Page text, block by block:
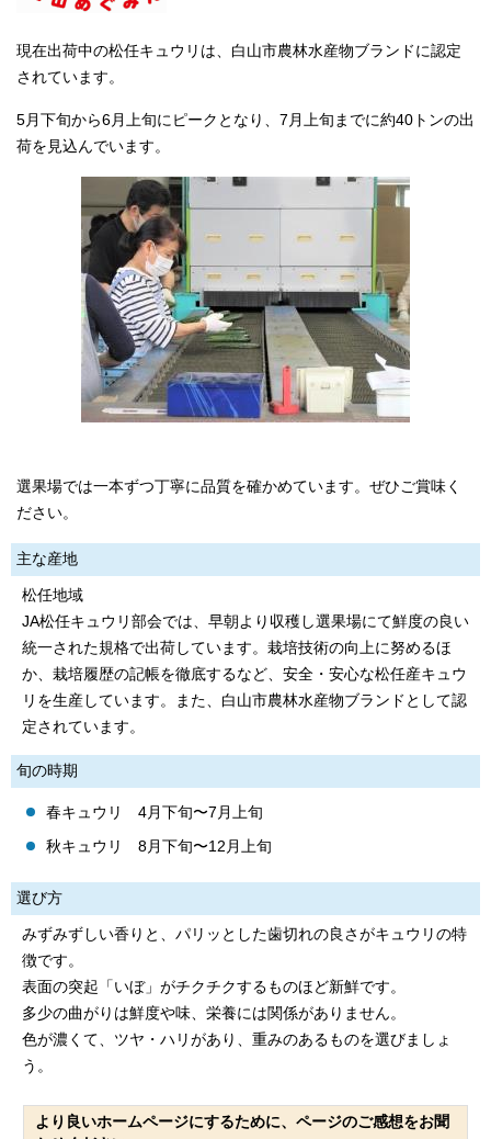
現在出荷中の松任キュウリは、白山市農林水産物ブランドに認定
されています。
5月下旬から6月上旬にピークとなり、7月上旬までに約40トンの出
荷を見込んでいます。
選果場では一本ずつ丁寧に品質を確かめています。ぜひご賞味く
ださい。
主な産地
松任地域
JA松任キュウリ部会では、早朝より収穫し選果場にて鮮度の良い
統一された規格で出荷しています。栽培技術の向上に努めるほ
か、栽培履歴の記帳を徹底するなど、安全・安心な松任産キュウ
リを生産しています。また、白山市農林水産物ブランドとして認
定されています。
旬の時期
春キュウリ 4月下旬〜7月上旬
秋キュウリ 8月下旬〜12月上旬
選び方
みずみずしい香りと、パリッとした歯切れの良さがキュウリの特
徴です。
表面の突起「いぼ」がチクチクするものほど新鮮です。
多少の曲がりは鮮度や味、栄養には関係がありません。
色が濃くて、ツヤ・ハリがあり、重みのあるものを選びましょ
う。
より良いホームページにするために、ページのご感想をお聞